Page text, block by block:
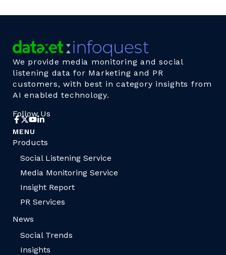
We provide media monitoring and social
listening data for Marketing and PR
customers, with best in category insights from
AI enabled technology.
Follow Us
MENU
Products
Social Listening Service
Media Monitoring Service
Insight Report
PR Services
News
Social Trends
Insights